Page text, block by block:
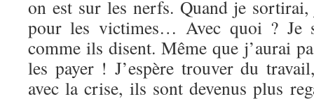
on est sur les nerfs. Quand je
pour les victimes… Avec quoi ? Je
comme ils disent. Même que j’aurai
les payer ! J’espère trouver du
avec la crise, ils sont devenus plus